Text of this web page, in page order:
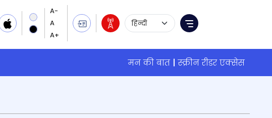
Language Selection
Menu
मन की बात
स्क्रीन रीडर एक्सेस